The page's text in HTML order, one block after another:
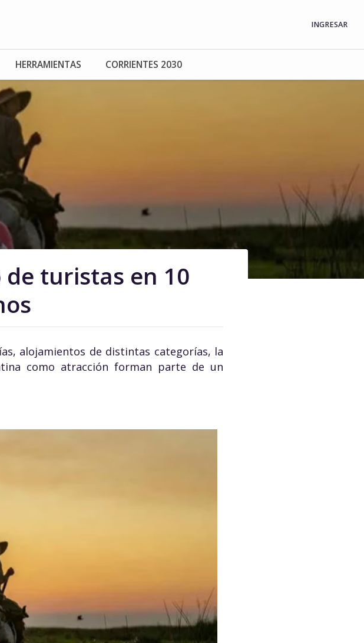
INGRESAR
HERRAMIENTAS CORRIENTES 2030
turistas en 10
alojamientos de distintas categorías, la
como atracción forman parte de un